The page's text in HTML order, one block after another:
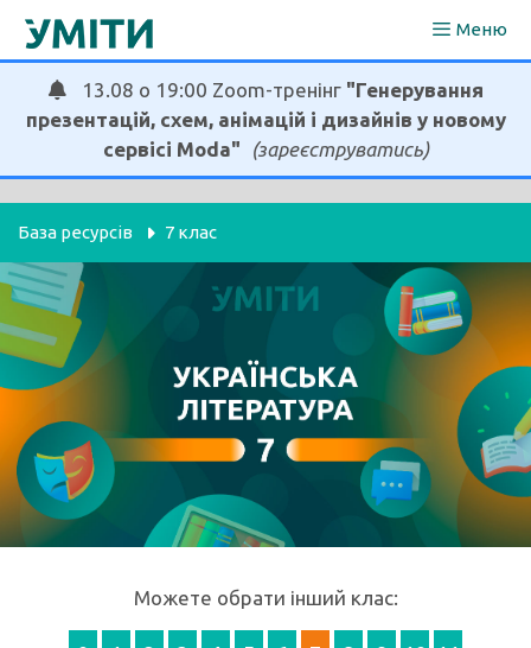
Перейти
Меню
13.08 о 19:00 Zoom-тренінг "Генерування
презентацій, схем, анімацій і дизайнів у новому
сервісі Moda"
(зареєструватись)
База ресурсів 7 клас
Можете обрати інший клас: